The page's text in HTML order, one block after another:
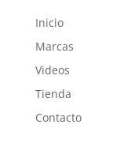
Inicio
Marcas
Videos
Tienda
Contacto